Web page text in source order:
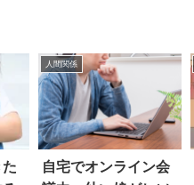
人間関係
自宅でオンライン会